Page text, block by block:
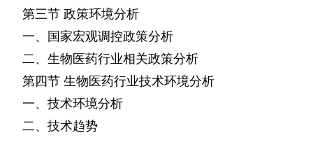
第三节 政策环境分析
一、国家宏观调控政策分析
二、生物医药行业相关政策分析
第四节 生物医药行业技术环境分析
一、技术环境分析
二、技术趋势